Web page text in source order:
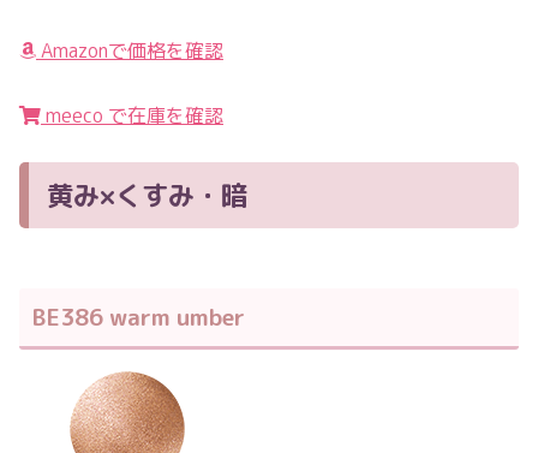
Amazonで価格を確認
meeco で在庫を確認
黄み×くすみ・暗
BE386 warm umber